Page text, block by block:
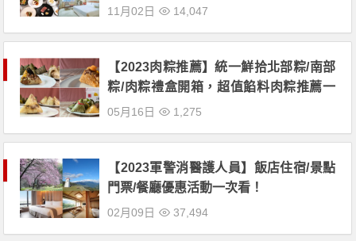
11月02日 14,047
【2023肉粽推薦】統一鮮拾北部粽/南部
粽/肉粽禮盒開箱，超值餡料肉粽推薦一
次看！
05月16日 1,275
【2023軍警消醫護人員】飯店住宿/景點
門票/餐廳優惠活動一次看！
02月09日 37,494